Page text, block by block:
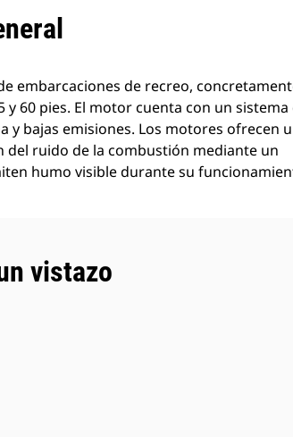
embarcaciones de recreo,
60 pies. El motor cuenta con un sistema
bajas emisiones. Los motores ofrecen
ruido de la combustión mediante un
humo visible durante su
vistazo